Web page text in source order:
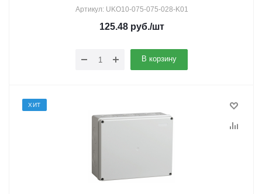
Артикул: UKO10-075-075-028-K01
125.48руб./шт
В корзину
ХИТ